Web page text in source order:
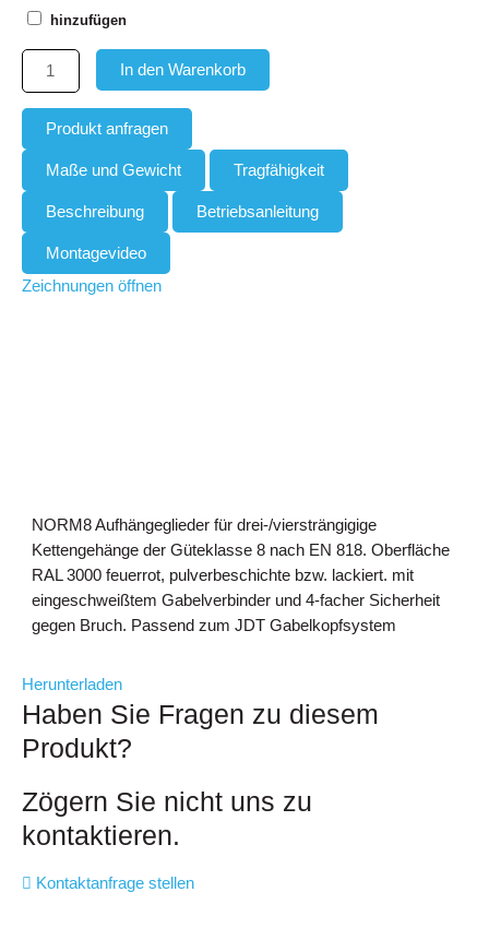
hinzufügen
In den Warenkorb
Produkt anfragen
Maße und Gewicht Tragfähigkeit
Beschreibung Betriebsanleitung
Montagevideo
Zeichnungen öffnen
NORM8 Aufhängeglieder für drei-/viersträngigige
Kettengehänge der Güteklasse 8 nach EN 818. Oberfläche
RAL 3000 feuerrot, pulverbeschichte bzw. lackiert. mit
eingeschweißtem Gabelverbinder und 4-facher Sicherheit
gegen Bruch. Passend zum JDT Gabelkopfsystem
Herunterladen
Haben Sie Fragen zu diesem
Produkt?
Zögern Sie nicht uns zu
kontaktieren.
Kontaktanfrage stellen